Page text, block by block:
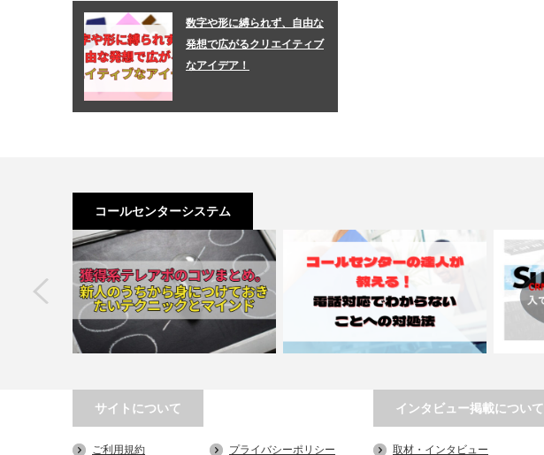
数字や形に縛られず、自由な
発想で広がるクリエイティブ
なアイデア！
コールセンターシステム
next
サイトについて
ご利用規約 プライバシーポリシー
インタビュー掲載について
取材・インタビュー